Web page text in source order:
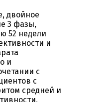
двойное
3 фазы,
52 недели
и
и
с
с
средней и